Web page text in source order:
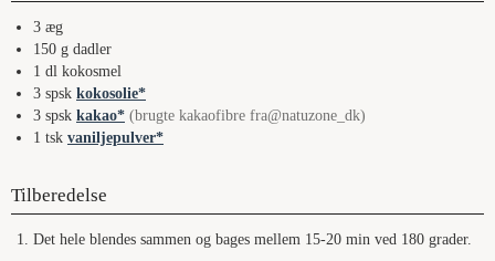
3 æg
150 g dadler
1 dl kokosmel
3 spsk kokosolie
3 spsk kakao
(brugte kakaofibre fra@natuzone_dk)
1 tsk vaniljepulver
Tilberedelse
Det hele blendes sammen og bages mellem 15-20 min ved 180 grader.